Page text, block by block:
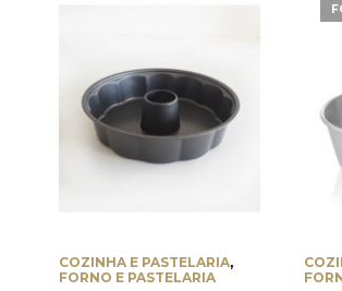
COZINHA E PASTELARIA,
FORNO E PASTELARIA